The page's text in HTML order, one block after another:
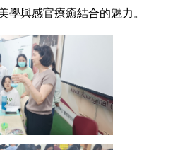
學與感官療癒結合的魅力。